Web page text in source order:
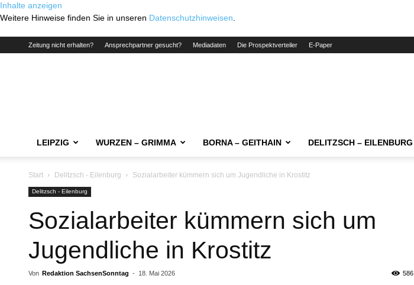
Inhalte anzeigen
Weitere Hinweise finden Sie in unseren Datenschutzhinweisen
Zeitung nicht erhalten? Ansprechpartner gesucht? Mediadaten Die Prospektverteiler E-Paper
LEIPZIG WURZEN – GRIMMA BORNA – GEITHAIN DELITZSCH – EILENBURG
Start Delitzsch - Eilenburg Sozialarbeiter kümmern sich um Jugendliche in Krostitz
Delitzsch - Eilenburg
Sozialarbeiter kümmern sich um
Jugendliche in Krostitz
Von Redaktion SachsenSonntag - 18. Mai 2026 586